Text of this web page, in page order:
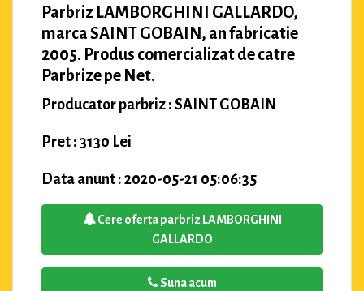
Parbriz LAMBORGHINI GALLARDO,
marca SAINT GOBAIN, an fabricatie
2005. Produs comercializat de catre
Parbrize pe Net.
Producator parbriz : SAINT GOBAIN
Pret : 3130 Lei
Data anunt : 2020-05-21 05:06:35
Cere oferta parbriz LAMBORGHINI
GALLARDO
Suna acum